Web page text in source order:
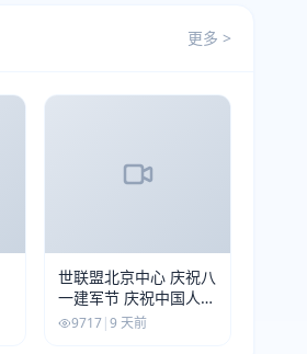
更多 >
世联盟北京中心 庆祝八
一建军节 庆祝中国人民
解放军建军99周年
9717|9 天前